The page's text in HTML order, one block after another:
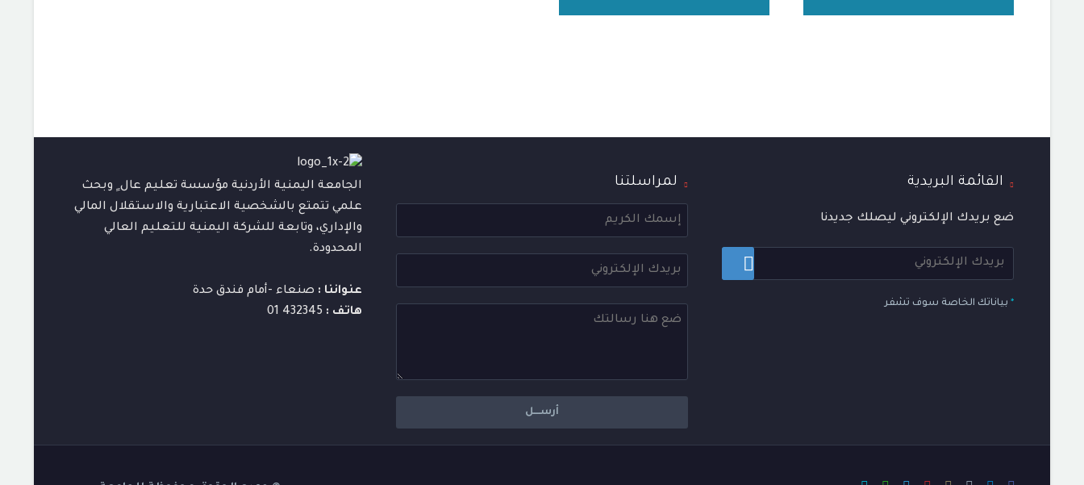
القائمة البريدية
ضع بريدك الإلكتروني ليصلك جديدنا
* بياناتك الخاصة سوف تشفر
لمراسلتنا
الجامعة اليمنية الأردنية مؤسسة تعليم عال ٍ وبحث
علمي تتمتع بالشخصية الاعتبارية والاستقلال المالي
والإداري، وتابعة للشركة اليمنية للتعليم العالي
المحدودة.
عنواننا : صنعاء -أمام فندق حدة
هاتف :